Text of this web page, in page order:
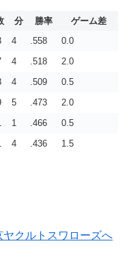
分 勝率
ゲーム差
4 .558
0.0
4 .518
2.0
4 .509
0.5
5 .473
2.0
1 .466
0.5
4 .436 1.5